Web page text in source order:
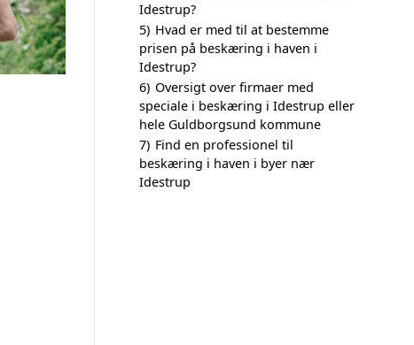
Idestrup?
5) Hvad er med til at bestemme
prisen på beskæring i haven i
Idestrup?
6) Oversigt over firmaer med
speciale i beskæring i Idestrup eller
hele Guldborgsund kommune
7) Find en professionel til
beskæring i haven i byer nær
Idestrup